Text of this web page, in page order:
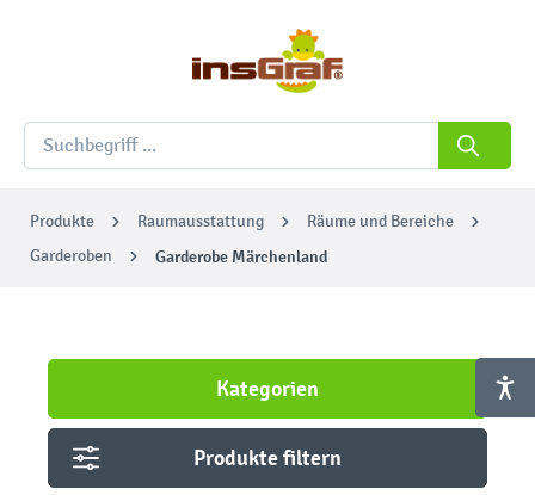
Produkte Raumausstattung
Räume und Bereiche
Garderoben
Garderobe Märchenland
Kategorien
Produkte filtern